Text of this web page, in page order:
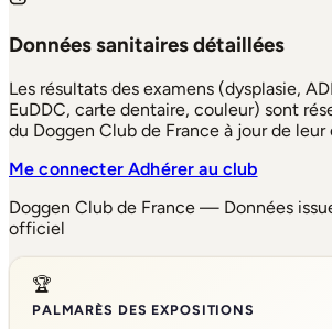
Données sanitaires détaillées
Les résultats des examens (dysplasie,
EuDDC, carte dentaire, couleur) sont
du Doggen Club de France à jour de
Me connecterAdhérer au club
Doggen Club de France — Données
officiel
🏆
PALMARÈS DES EXPOSITIONS